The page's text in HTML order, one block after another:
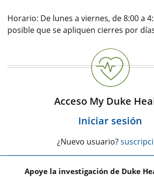
Horario: De lunes a viernes, de 8:00 a
posible que se apliquen cierres por
Acceso My Duke
Iniciar sesión
¿Nuevo usuario?
Apoye la investigación de Duke